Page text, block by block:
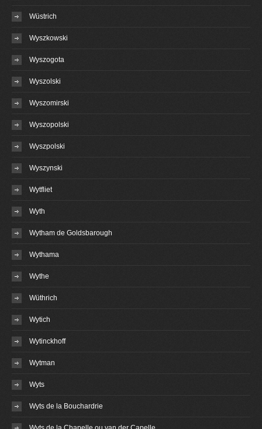
Wüstrich
Wyszkowski
Wyszogota
Wyszolski
Wyszomirski
Wyszopolski
Wyszpolski
Wyszynski
Wytfliet
Wyth
Wytham de Goldsbarough
Wythama
Wythe
Wüthrich
Wytich
Wytinckhoff
Wytman
Wyts
Wyts de la Bouchardrie